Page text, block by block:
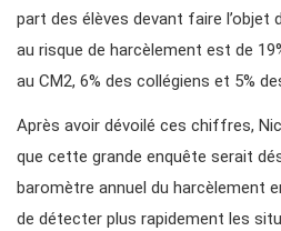
part des élèves devant faire l’objet
au risque de harcèlement est de
au CM2, 6% des collégiens et 5%
Après avoir dévoilé ces chiffres,
que cette grande enquête serait
baromètre annuel du harcèlement
de détecter plus rapidement les